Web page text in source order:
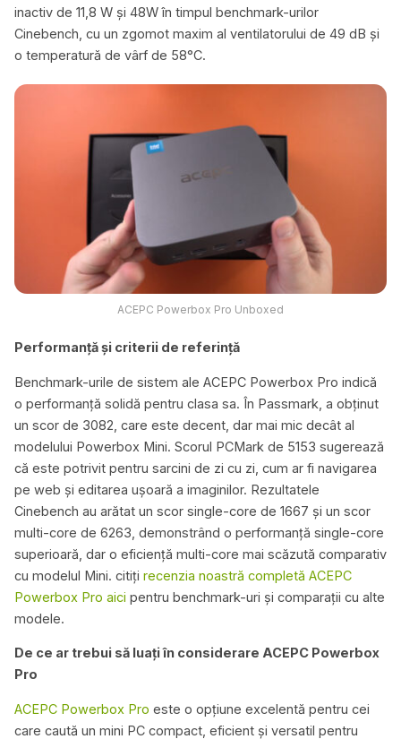
inactiv de 11,8 W și 48W în timpul benchmark-urilor
Cinebench, cu un zgomot maxim al ventilatorului de 49 dB și
o temperatură de vârf de 58°C.
ACEPC Powerbox Pro Unboxed
Performanță și criterii de referință
Benchmark-urile de sistem ale ACEPC Powerbox Pro indică
o performanță solidă pentru clasa sa. În Passmark, a obținut
un scor de 3082, care este decent, dar mai mic decât al
modelului Powerbox Mini. Scorul PCMark de 5153 sugerează
că este potrivit pentru sarcini de zi cu zi, cum ar fi navigarea
pe web și editarea ușoară a imaginilor. Rezultatele
Cinebench au arătat un scor single-core de 1667 și un scor
multi-core de 6263, demonstrând o performanță single-core
superioară, dar o eficiență multi-core mai scăzută comparativ
cu modelul Mini. citiți recenzia noastră completă ACEPC
Powerbox Pro aici pentru benchmark-uri și comparații cu alte
modele.
De ce ar trebui să luați în considerare ACEPC Powerbox
Pro
ACEPC Powerbox Pro este o opțiune excelentă pentru cei
care caută un mini PC compact, eficient și versatil pentru